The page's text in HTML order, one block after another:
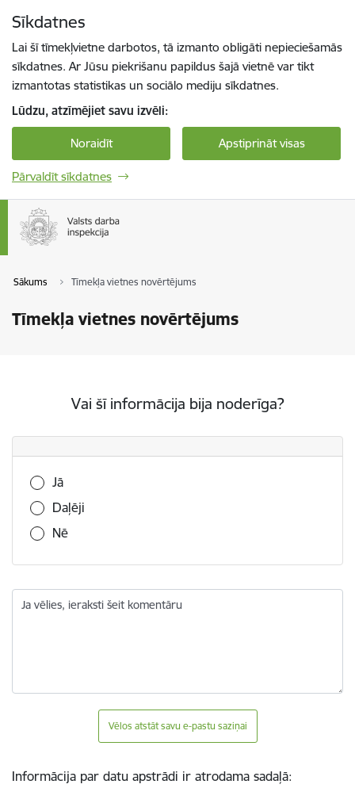
Sīkdatnes
Lai šī tīmekļvietne darbotos, tā izmanto obligāti nepieciešamās
sīkdatnes. Ar Jūsu piekrišanu papildus šajā vietnē var tikt
izmantotas statistikas un sociālo mediju sīkdatnes.
Lūdzu, atzīmējiet savu izvēli:
Noraidīt Apstiprināt visas
Pārvaldīt sīkdatnes
Sākums Tīmekļa vietnes novērtējums
Tīmekļa vietnes novērtējums
Vai šī informācija bija noderīga?
Vai šī informācija bija noderīga?
Jā
Daļēji
Nē
Ja vēlies, ieraksti šeit komentāru
Vēlos atstāt savu e-pastu saziņai
Informācija par datu apstrādi ir atrodama sadaļā: